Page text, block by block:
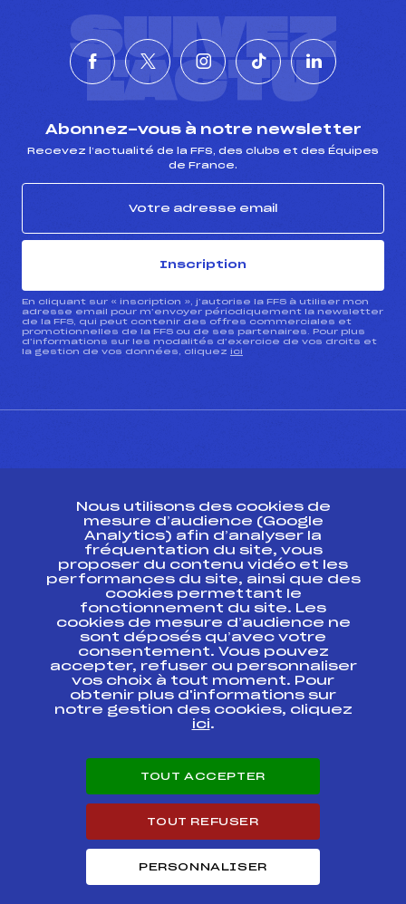
SUIVEZ
L'ACTU
Abonnez-vous à notre newsletter
Recevez l’actualité de la FFS, des clubs et des Équipes
de France.
Inscription
En cliquant sur « inscription », j’autorise la FFS à utiliser mon
adresse email pour m’envoyer périodiquement la newsletter
de la FFS, qui peut contenir des offres commerciales et
promotionnelles de la FFS ou de ses partenaires. Pour plus
d’informations sur les modalités d’exercice de vos droits et
la gestion de vos données, cliquez ici
Ressources
Pass’Neige
Projet sportif fédéral
Projet de performance fédéral
Antidopage
Pôle Développement, Formation, Suivi
Scientifique
Listes ministérielles
Pôle vie de l’athlète
Enseignement professionnel
Carrières
Nous utilisons des cookies de
mesure d’audience (Google
Analytics) afin d’analyser la
fréquentation du site, vous
proposer du contenu vidéo et les
performances du site, ainsi que des
cookies permettant le
fonctionnement du site. Les
cookies de mesure d’audience ne
sont déposés qu’avec votre
consentement. Vous pouvez
accepter, refuser ou personnaliser
vos choix à tout moment. Pour
obtenir plus d'informations sur
notre gestion des cookies, cliquez
ici.
TOUT ACCEPTER
TOUT REFUSER
PERSONNALISER